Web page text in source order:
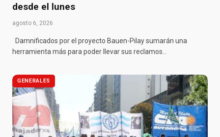
desde el lunes
agosto 6, 2026
Damnificados por el proyecto Bauen-Pilay sumarán una
herramienta más para poder llevar sus reclamos…
GENERALES